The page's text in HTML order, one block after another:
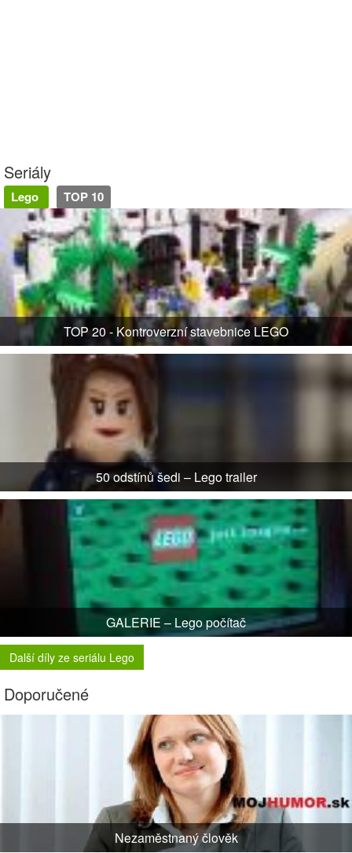
Seriály
Lego TOP 10
TOP 20 - Kontroverzní stavebnice LEGO
50 odstínů šedi – Lego trailer
GALERIE – Lego počítač
Další díly ze seriálu Lego
Doporučené
Nezaměstnaný člověk